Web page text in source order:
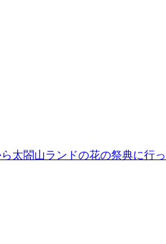
ら太閤山ランドの花の祭典に行